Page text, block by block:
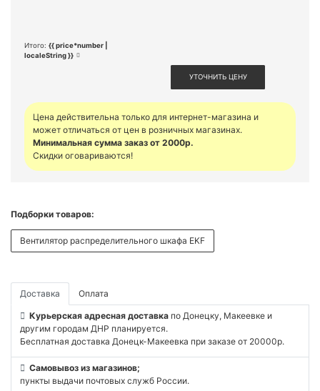
Итого: {{ price*number |
localeString }}
УТОЧНИТЬ ЦЕНУ
Цена действительна только для интернет-магазина и
может отличаться от цен в розничных магазинах.
Минимальная сумма заказ от 2000р.
Скидки оговариваются!
Подборки товаров:
Вентилятор распределительного шкафа EKF
Доставка Оплата
Курьерская адресная доставка по Донецку, Макеевке и
другим городам ДНР планируется.
Бесплатная доставка Донецк-Макеевка при заказе от 20000р.
Самовывоз из магазинов;
пункты выдачи почтовых служб России.